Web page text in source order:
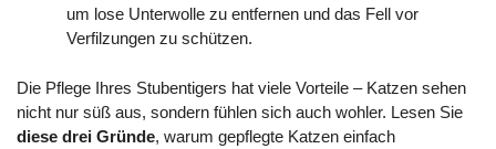
um lose Unterwolle zu entfernen und das Fell vor
Verfilzungen zu schützen.
Die Pflege Ihres Stubentigers hat viele Vorteile – Katzen sehen
nicht nur süß aus, sondern fühlen sich auch wohler. Lesen Sie
diese drei Gründe, warum gepflegte Katzen einfach